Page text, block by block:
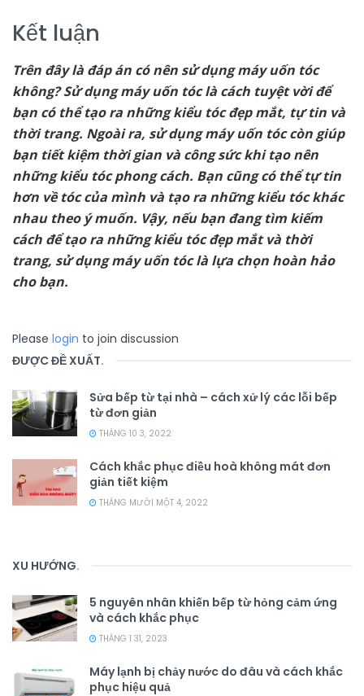
Kết luận
Trên đây là đáp án có nên sử dụng máy uốn tóc
không? Sử dụng máy uốn tóc là cách tuyệt vời để
bạn có thể tạo ra những kiểu tóc đẹp mắt, tự tin và
thời trang. Ngoài ra, sử dụng máy uốn tóc còn giúp
bạn tiết kiệm thời gian và công sức khi tạo nên
những kiểu tóc phong cách. Bạn cũng có thể tự tin
hơn về tóc của mình và tạo ra những kiểu tóc khác
nhau theo ý muốn. Vậy, nếu bạn đang tìm kiếm
cách để tạo ra những kiểu tóc đẹp mắt và thời
trang, sử dụng máy uốn tóc là lựa chọn hoàn hảo
cho bạn.
Please login to join discussion
ĐƯỢC ĐỀ XUẤT.
Sửa bếp từ tại nhà – cách xử lý các lỗi bếp
từ đơn giản
THÁNG 10 3, 2022
Cách khắc phục điều hoà không mát đơn
giản tiết kiệm
THÁNG MƯỜI MỘT 4, 2022
XU HƯỚNG.
5 nguyên nhân khiến bếp từ hỏng cảm ứng
và cách khắc phục
THÁNG 1 31, 2023
Máy lạnh bị chảy nước do đâu và cách khắc
phục hiệu quả